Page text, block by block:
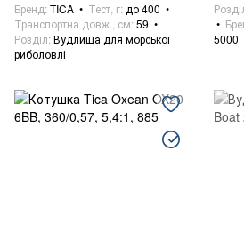
Бренд TICA Тест, г до 400
Транспортна довж., см 59
Розділ Вудлища для морської
риболовлі
5000